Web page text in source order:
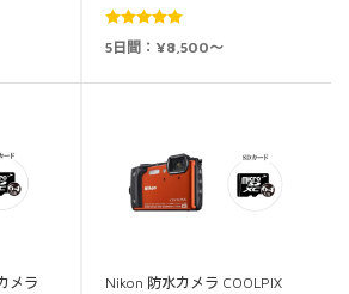
5段階中
5日間：¥8,500～
メラ
Nikon 防水カメラ COOLPIX